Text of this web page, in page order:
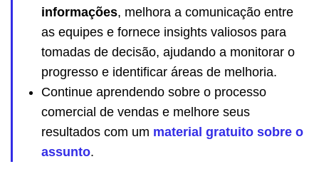
informações, melhora a comunicação entre
as equipes e fornece insights valiosos para
tomadas de decisão, ajudando a monitorar o
progresso e identificar áreas de melhoria.
Continue aprendendo sobre o processo
comercial de vendas e melhore seus
resultados com um material gratuito sobre o
assunto.